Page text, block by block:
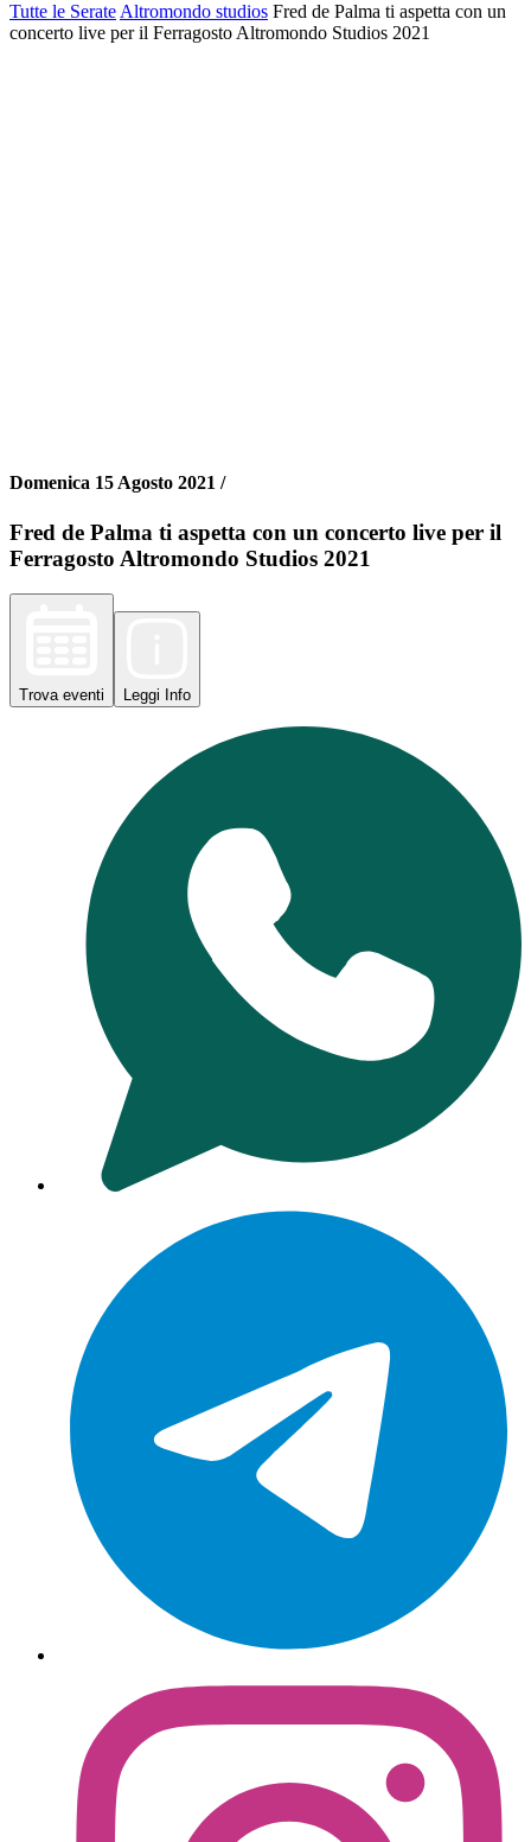
Tutte le Serate Altromondo studios Fred de Palma ti aspetta con un
concerto live per il Ferragosto Altromondo Studios 2021
Domenica 15 Agosto 2021 /
Fred de Palma ti aspetta con un concerto live per il
Ferragosto Altromondo Studios 2021
Trova eventi Leggi Info